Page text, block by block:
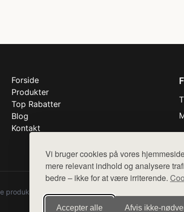
Vi bruger cookies på vores
mere relevant indhold og analysere
bedre – ikke for at være irriterende.
Accepter alle Afvis
Forside
Produkter
Top Rabatter
Blog
Kontakt
fra diverse webshops. Der sælges ikke